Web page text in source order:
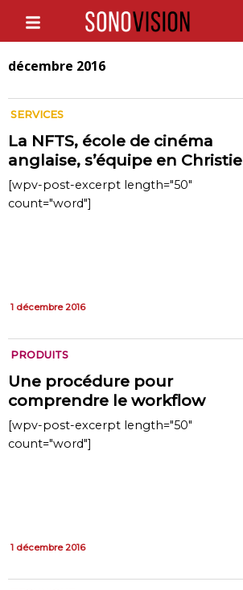
décembre 2016
SERVICES
La NFTS, école de cinéma
anglaise, s’équipe en Christie
[wpv-post-excerpt length="50"
count="word"]
1 décembre 2016
PRODUITS
Une procédure pour
comprendre le workflow
[wpv-post-excerpt length="50"
count="word"]
1 décembre 2016